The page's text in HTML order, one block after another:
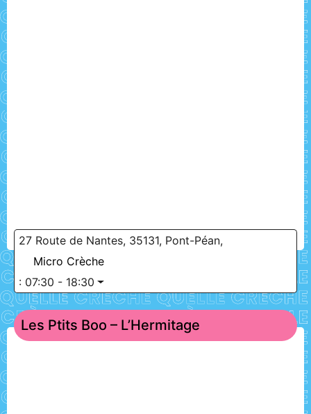
27 Route de Nantes, 35131, Pont-Péan,
Micro Crèche
: 07:30 - 18:30
Les Ptits Boo – L’Hermitage